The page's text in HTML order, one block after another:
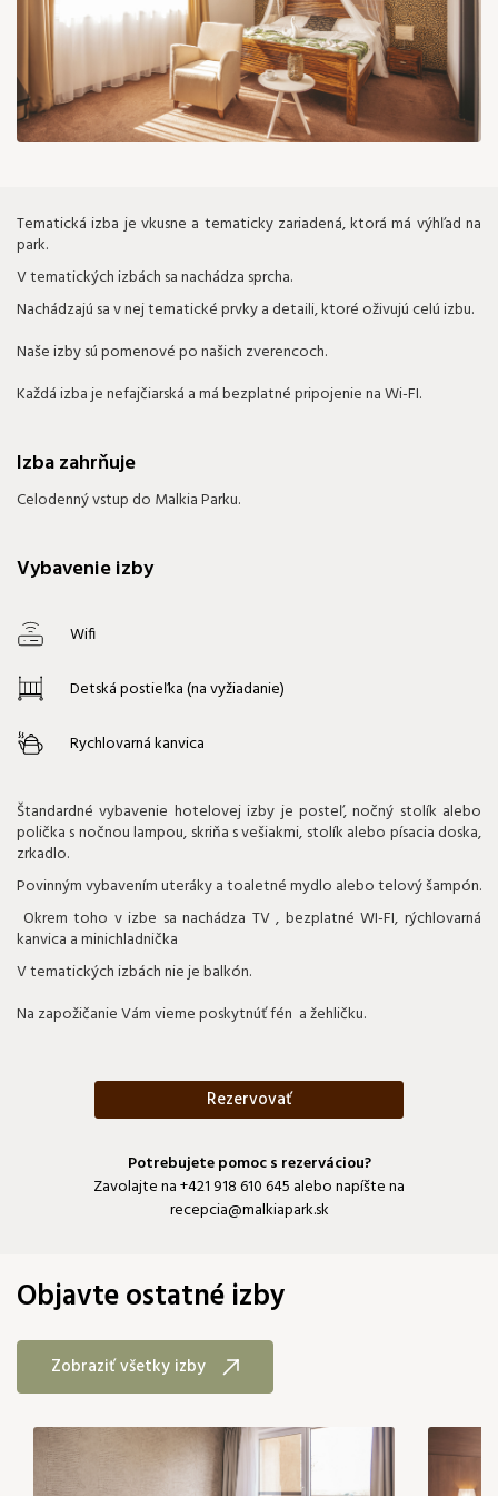
Tematická izba je vkusne a tematicky zariadená, ktorá má výhľad na
park.
V tematických izbách sa nachádza sprcha.
Nachádzajú sa v nej tematické prvky a detaili, ktoré oživujú celú izbu.
Naše izby sú pomenové po našich zverencoch.
Každá izba je nefajčiarská a má bezplatné pripojenie na Wi-FI.
Izba zahrňuje
Celodenný vstup do Malkia Parku.
Vybavenie izby
Wifi
Detská postieľka (na vyžiadanie)
Rychlovarná kanvica
Štandardné vybavenie hotelovej izby je posteľ, nočný stolík alebo
polička s nočnou lampou, skriňa s vešiakmi, stolík alebo písacia doska,
zrkadlo.
Povinným vybavením uteráky a toaletné mydlo alebo telový šampón.
Okrem toho v izbe sa nachádza TV , bezplatné WI-FI, rýchlovarná
kanvica a minichladnička
V tematických izbách nie je balkón.
Na zapožičanie Vám vieme poskytnúť fén a žehličku.
Rezervovať
Potrebujete pomoc s rezerváciou?
Zavolajte na+421 918 610 645 alebo napíšte na
recepcia@malkiapark.sk
Objavte ostatné izby
Zobraziť všetky izby